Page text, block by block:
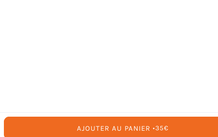
AJOUTER AU PANIER
PRIX
35€